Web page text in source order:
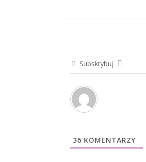
Subskrybuj
36 KOMENTARZY